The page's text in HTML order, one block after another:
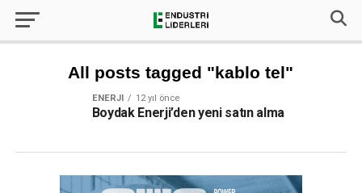
All posts tagged "kablo tel"
ENERJI 12 yıl önce
Boydak Enerji’den yeni satın alma